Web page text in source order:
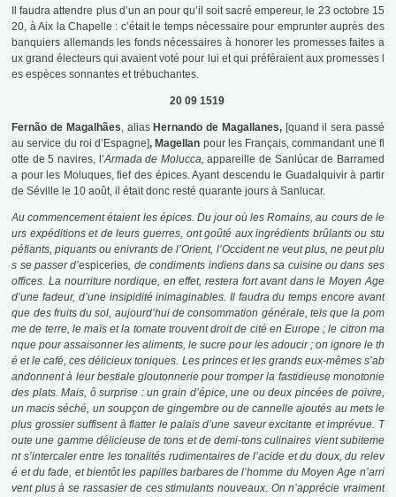
Il faudra attendre plus d’un an pour qu’il soit sacré empereur, le 23 octobre 15
20, à Aix la Chapelle : c’était le temps nécessaire pour emprunter auprès des
banquiers allemands les fonds nécessaires à honorer les promesses faites a
ux grand électeurs qui avaient voté pour lui et qui préféraient aux promesses l
es espèces sonnantes et trébuchantes.
20 09 1519
Fernão de Magalhães, alias Hernando de Magallanes, [quand il sera passé
au service du roi d’Espagne], Magellan pour les Français, commandant une fl
otte de 5 navires, l’Armada de Molucca, appareille de Sanlúcar de Barramed
a pour les Moluques, fief des épices. Ayant descendu le Guadalquivir à partir
de Séville le 10 août, il était donc resté quarante jours à Sanlucar.
Au commencement étaient les épices. Du jour où les Romains, au cours de le
urs expéditions et de leurs guerres, ont goûté aux ingrédients brûlants ou stu
péfiants, piquants ou enivrants de l’Orient, l’Occident ne veut plus, ne peut plu
s se passer d’espiceries, de condiments indiens dans sa cuisine ou dans ses
offices. La nourriture nordique, en effet, restera fort avant dans le Moyen Age
d’une fadeur, d’une insipidité inimaginables. Il faudra du temps encore avant
que des fruits du sol, aujourd’hui de consommation générale, tels que la pom
me de terre, le maïs et la tomate trouvent droit de cité en Europe ; le citron ma
nque pour assaisonner les aliments, le sucre pour les adoucir ; on ignore le th
é et le café, ces délicieux toniques. Les princes et les grands eux-mêmes s’ab
andonnent à leur bestiale gloutonnerie pour tromper la fastidieuse monotonie
des plats. Mais, ô surprise : un grain d’épice, une ou deux pincées de poivre,
un macis séché, un soupçon de gingembre ou de cannelle ajoutés au mets le
plus grossier suffisent à flatter le palais d’une saveur excitante et imprévue. T
oute une gamme délicieuse de tons et de demi-tons culinaires vient subiteme
nt s’intercaler entre les tonalités rudimentaires de l’acide et du doux, du relev
é et du fade, et bientôt les papilles barbares de l’homme du Moyen Age n’arri
vent plus à se rassasier de ces stimulants nouveaux. On n’apprécie vraiment